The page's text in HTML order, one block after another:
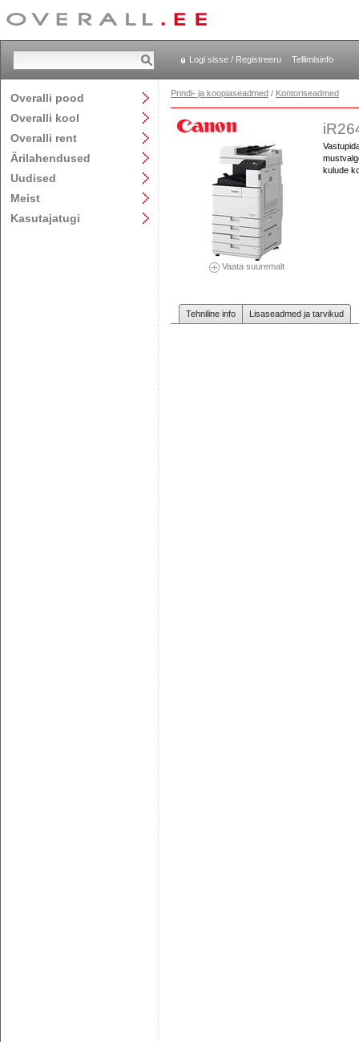
Logi sisse / Registreeru Tellimisinfo
Overalli pood
Overalli kool
Overalli rent
Ärilahendused
Uudised
Meist
Kasutajatugi
Prindi- ja koopiaseadmed / Kontoriseadmed
Vaata suuremalt
kulude
Tehniline info Lisaseadmed ja tarvikud